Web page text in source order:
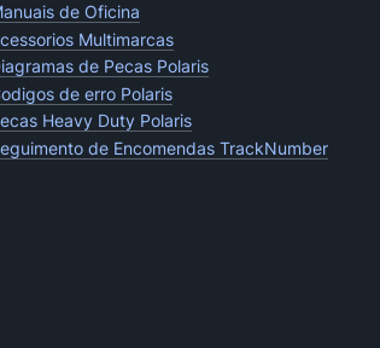
de Oficina
Multimarcas
de Pecas Polaris
de erro Polaris
Heavy Duty Polaris
de Encomendas TrackNumber